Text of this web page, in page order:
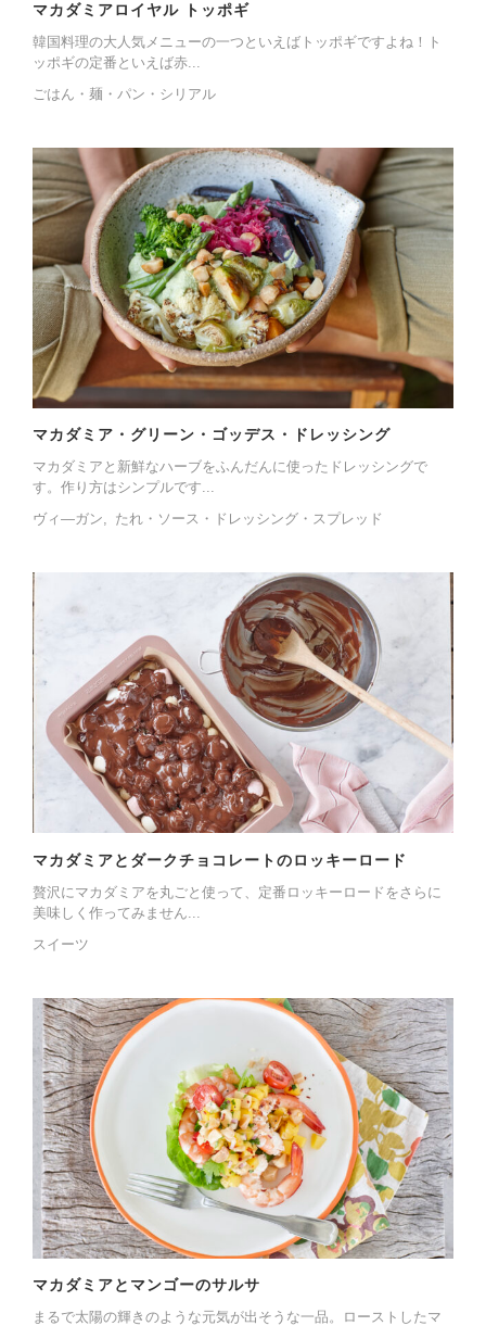
マカダミアロイヤル トッポギ
韓国料理の大人気メニューの一つといえばトッポギですよね！ト
ッポギの定番といえば赤...
ごはん・麺・パン・シリアル
マカダミア・グリーン・ゴッデス・ドレッシング
マカダミアと新鮮なハーブをふんだんに使ったドレッシングで
す。作り方はシンプルです...
ヴィ―ガン
たれ・ソース・ドレッシング・スプレッド
マカダミアとダークチョコレートのロッキーロード
贅沢にマカダミアを丸ごと使って、定番ロッキーロードをさらに
美味しく作ってみません...
スイーツ
マカダミアとマンゴーのサルサ
まるで太陽の輝きのような元気が出そうな一品。ローストしたマ